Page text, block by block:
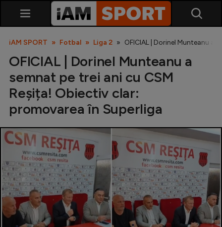
SuperLiga
Liga 2
Cupa României
Echipa Națională
U21
Fotbal feminin
iAM SPORT Fotbal Liga 2 OFICIAL | Dorinel Munteanu a
OFICIAL | Dorinel Munteanu a
semnat pe trei ani cu CSM
Reșița! Obiectiv clar:
promovarea în Superliga